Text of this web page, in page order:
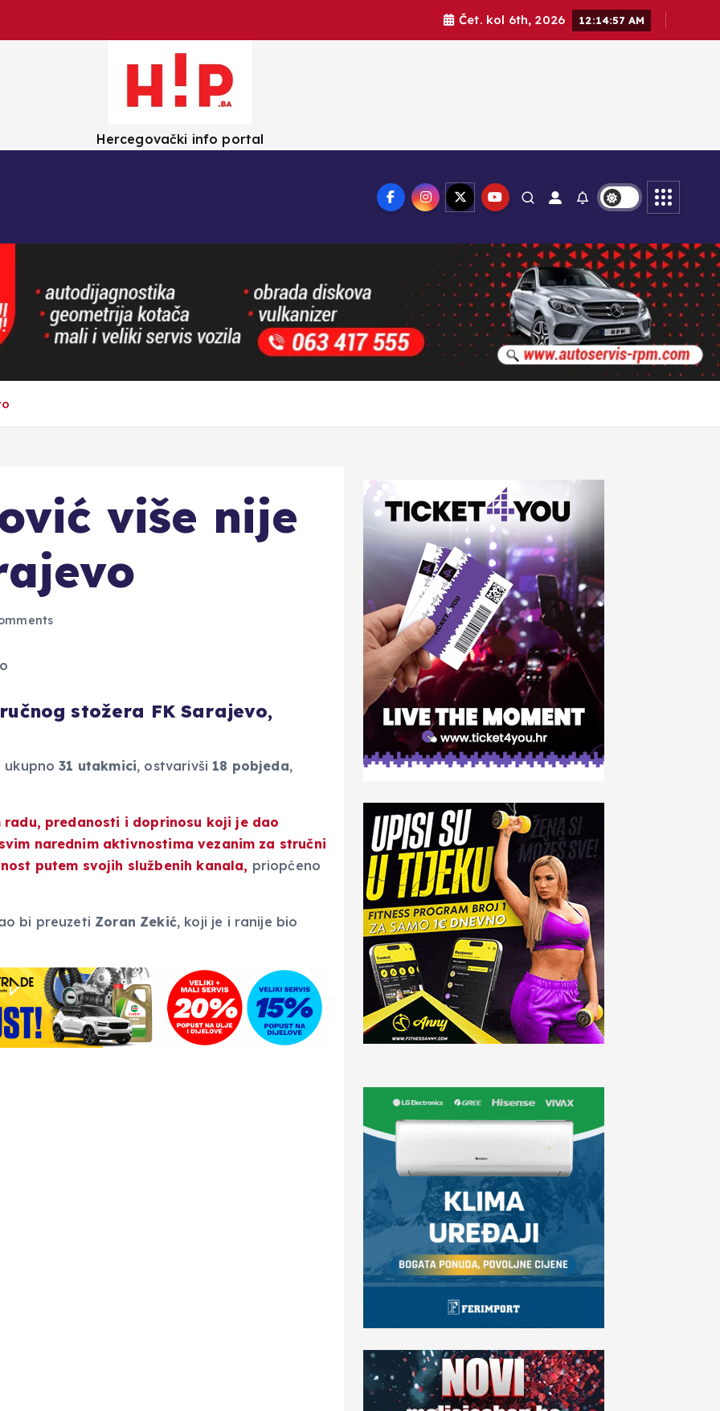
Čet. kol 6th, 2026 12:14:58 AM
Hercegovački info portal
više nije
stožera FK Sarajevo,
ukupno31 utakmici, ostvarivši 18 pobjeda,
radu, predanosti i doprinosu koji je dao
narednim aktivnostima vezanim za stručni
putem svojih službenih kanala, priopćeno
bi preuzeti Zoran Zekić, koji je i ranije bio